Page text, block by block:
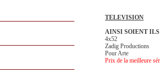
TELEVISION
AINSI SOIENT ILS
4x52
Zadig Productions
Pour Arte
Prix de la meilleure